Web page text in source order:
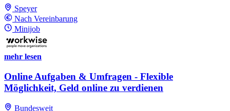
Speyer
Nach Vereinbarung
Minijob
mehr lesen
Online Aufgaben & Umfragen - Flexible
Möglichkeit, Geld online zu verdienen
Bundesweit